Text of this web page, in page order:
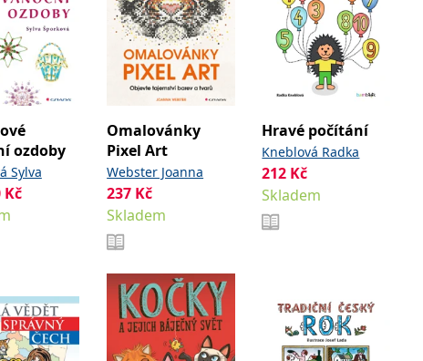
ozdoby
Sylva
Kč
Omalovánky
Pixel Art
Webster Joanna
237 Kč
Skladem
Hravé počítání
Kneblová Radka
212 Kč
Skladem